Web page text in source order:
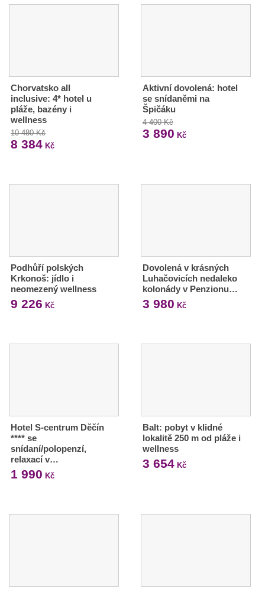
Chorvatsko all
inclusive: 4* hotel u
pláže, bazény i
wellness
10 480 Kč
8 384 Kč
Aktivní dovolená: hotel
se snídaněmi na
Špičáku
4 400 Kč
3 890 Kč
Podhůří polských
Krkonoš: jídlo i
neomezený wellness
9 226 Kč
Dovolená v krásných
Luhačovicích nedaleko
kolonády v Penzionu…
3 980 Kč
Hotel S-centrum Děčín
**** se
snídaní/polopenzí,
relaxací v…
1 990 Kč
Balt: pobyt v klidné
lokalitě 250 m od pláže i
wellness
3 654Kč